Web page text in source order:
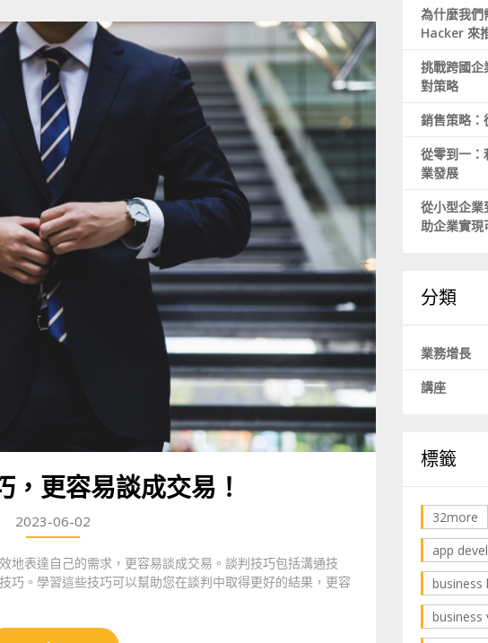
，更容易談成交易！
2023-06-02
地表達自己的需求，更容易談成交易。談判技巧包括溝通技
巧。學習這些技巧可以幫助您在談判中取得更好的結果，更容
為什麼我
Hacker 來
挑戰跨國企
對策略
銷售策略：
從零到一：
業發展
從小型企業
助企業實現
分類
業務增長
講座
標籤
32more
app
business
business